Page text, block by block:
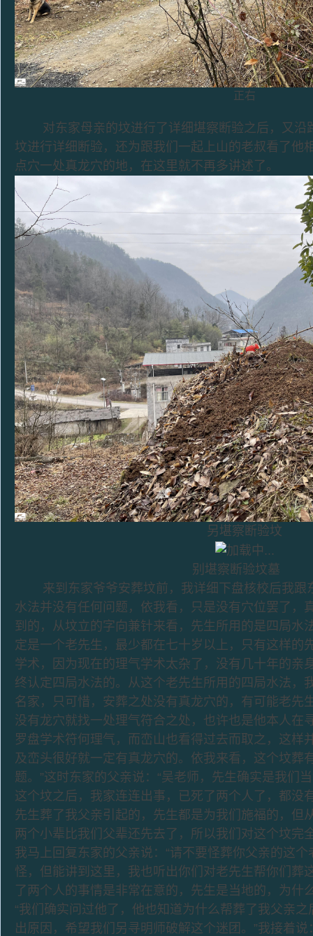
正右
对东家母亲的坟进行了详细堪察断验之后，又沿
坟进行详细断验，还为跟我们一起上山的老叔看了他
点穴一处真龙穴的地，在这里就不再多讲述了。
另堪察断验坟
别堪察断验坟墓
来到东家爷爷安葬坟前，我详细下盘核校后我跟
水法并没有任何问题，依我看，只是没有穴位罢了，
到的，从坟立的字向兼针来看，先生所用的是四局水
定是一个老先生，最少都在七十岁以上，只有这样的
学术，因为现在的理气学术太杂了，没有几十年的亲
终认定四局水法的。从这个老先生所用的四局水法，
名家，只可惜，安葬之处没有真龙穴的，有可能老先
没有龙穴就找一处理气符合之处，也许也是他本人在
罗盘学术符何理气，而峦山也看得过去而取之，这样
及峦头很好就一定有真龙穴的。依我来看，这个坟葬
题。”这时东家的父亲说：“吴老师，先生确实是我们
这个坟之后，我家连连出事，已死了两个人了，都没
先生葬了我父亲引起的，先生都是为我们施福的，但
两个小辈比我们父辈还先去了，所以我们对这个坟完
我马上回复东家的父亲说：“请不要怪葬你父亲的这
怪，但能讲到这里，我也听出你们对老先生帮你们葬
了两个人的事情是非常在意的，先生是当地的，为什
“我们确实问过他了，他也知道为什么帮葬了我父亲
出原因，希望我们另寻明师破解这个迷团。”我接着